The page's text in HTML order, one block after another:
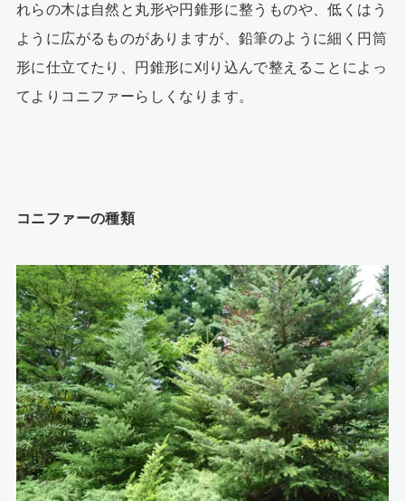
れらの木は自然と丸形や円錐形に整うものや、低くはう
ように広がるものがありますが、鉛筆のように細く円筒
形に仕立てたり、円錐形に刈り込んで整えることによっ
てよりコニファーらしくなります。
コニファーの種類